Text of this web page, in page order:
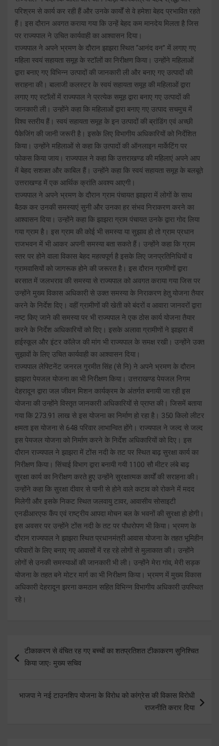
परिश्रम से कार्य कर रही हैं और उनके कार्यों से वे हमेशा बेहद प्रभावित रहते
हैं। इस दौरान अवगत कराया गया कि उन्हें बेहद कम मानदेय मिलता है जिस
पर राज्यपाल ने उचित कार्यवाही का आश्वासन दिया।
राज्यपाल ने अपने भ्रमण के दौरान झाझरा स्थित ‘‘आनंद वन’’ में लगाए गए
महिला स्वयं सहायता समूह के स्टॉलों का निरीक्षण किया। उन्होंने महिलाओं
द्वारा बनाए गए विभिन्न उत्पादों की जानकारी ली और बनाए गए उत्पादों की
सराहना की। बालाजी कलस्टर के स्वयं सहायता समूह की महिलाओं द्वारा
लगाए गए स्टॉलों में राज्यपाल ने प्रत्येक समूह द्वारा बनाए गए उत्पादों की
जानकारी ली। उन्होंने कहा कि महिलाओं द्वारा बनाए गए उत्पाद सचमुच में
विश्व स्तरीय हैं। स्वयं सहायता समूह के इन उत्पादों की ब्रांडिंग एवं अच्छी
पैकेजिंग की जानी जरूरी है। इसके लिए विभागीय अधिकारियों को निर्देशित
किया। उन्होंने महिलाओं से कहा कि उत्पादों की ऑनलाइन मार्केटिंग पर
फोकस किया जाय। राज्यपाल ने कहा कि उत्तराखण्ड की महिलाएं अपने आप
में बेहद सशक्त और काबिल हैं। उन्होंने कहा कि स्वयं सहायता समूह के बलबूते
उत्तराखण्ड में एक आर्थिक क्रांति अवश्य आएगी।
राज्यपाल ने अपने भ्रमण के दौरान ग्राम पंचायत झाझरा में लोगों के साथ
बैठक कर उनकी समस्याएं सुनी और उनका हर संभव निराकरण करने का
आश्वासन दिया। उन्होंने कहा कि झाझरा ग्राम पंचायत उनके द्वारा गोद लिया
गया ग्राम है। इस ग्राम की कोई भी समस्या या सुझाव हो तो ग्राम प्रधान
राजभवन में भी आकर अपनी समस्या बता सकते हैं। उन्होंने कहा कि ग्राम
स्तर पर होने वाला विकास बेहद महत्वपूर्ण है इसके लिए जनप्रतिनिधियों व
ग्रामवासियों को जागरूक होने की जरूरत है। इस दौरान ग्रामीणों द्वारा
बरसात में जलभराव की समस्या से राज्यपाल को अवगत कराया गया जिस पर
उन्होंने मुख्य विकास अधिकारी से उक्त समस्या के निराकरण हेतु योजना तैयार
करने के निर्देश दिए। वहीं ग्रामीणों की खेती को बंदरों व आवारा जानवरों द्वारा
नष्ट किए जाने की समस्या पर भी राज्यपाल ने एक ठोस कार्य योजना तैयार
करने के निर्देश अधिकारियों को दिए। इसके अलावा ग्रामीणों ने झाझरा में
हाईस्कूल और इंटर कॉलेज की मांग भी राज्यपाल के समक्ष रखी। उन्होंने उक्त
सुझावों के लिए उचित कार्यवाही का आश्वासन दिया।
राज्यपाल लेफ्टिनेंट जनरल गुरमीत सिंह (से नि) ने अपने भ्रमण के दौरान
झाझरा पेयजल योजना का भी निरीक्षण किया। उत्तराखण्ड पेयजल निगम
देहरादून द्वारा जल जीवन मिशन कार्यक्रम के अंतर्गत बनायी जा रही इस
योजना की उन्होंने विस्तृत जानकारी अधिकारियों से प्राप्त की। जिसमें बताया
गया कि 273.91 लाख से इस योजना का निर्माण हो रहा है। 350 किलो लीटर
क्षमता इस योजना से 648 परिवार लाभान्वित होंगे। राज्यपाल ने जल्द से जल्द
इस पेयजल योजना को निर्माण करने के निर्देश अधिकारियों को दिए। इस
दौरान राज्यपाल ने झाझरा में टोंस नदी के तट पर स्थित बाढ़ सुरक्षा कार्य का
निरीक्षण किया। सिंचाई विभाग द्वारा बनायी गयी 1100 सौ मीटर लंबे बाढ़
सुरक्षा कार्य का निरीक्षण करते हुए उन्होंने सुरक्षात्मक कार्यों की सराहना की।
उन्होंने कहा कि सुरक्षा दीवार से पानी से होने वाले कटाव को रोकने में मदद
मिलेगी और इसके निकट स्थित जलवायु टावर, आवासीय सोसाइटी
एनडीआरएफ कैंप एवं राष्ट्रीय आपदा मोचन बल के भवनों की सुरक्षा हो होगी।
इस अवसर पर उन्होंने टोंस नदी के तट पर पौधरोपण भी किया। भ्रमण के
दौरान राज्यपाल ने झाझरा स्थित प्रधानमंत्री आवास योजना के तहत भूमिहीन
परिवारों के लिए बनाए गए आवासों में रह रहे लोगों से मुलाकात की। उन्होंने
लोगों से उनकी समस्याओं की जानकारी भी ली। उन्होंने मेरा गांव, मेरी सड़क
योजना के तहत बने मोटर मार्ग का भी निरीक्षण किया। भ्रमण में मुख्य विकास
अधिकारी देहरादून झरना कमठान सहित विभिन्न विभागीय अधिकारी उपस्थित
रहे।
navigation
टीकाकरण से वंचित रह गए बच्चों का शतप्रतिशत टीकाकरण सुनिश्चित
किया जाएः मुख्य सचिव
भाजपा ने नई टाउनशिप योजना के विरोध को कांग्रेस की विकास विरोधी
राजनीति करार दिया